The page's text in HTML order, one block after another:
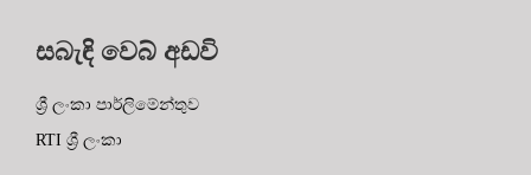
සබැඳි වෙබ් අඩවි
ශ්‍රී ලංකා පාර්ලිමේන්තුව
RTI ශ්‍රී ලංකා